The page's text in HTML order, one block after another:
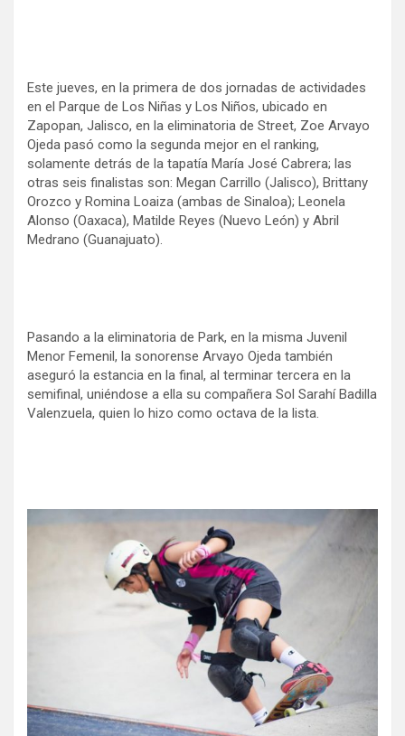
Este jueves, en la primera de dos jornadas de actividades
en el Parque de Los Niñas y Los Niños, ubicado en
Zapopan, Jalisco, en la eliminatoria de Street, Zoe Arvayo
Ojeda pasó como la segunda mejor en el ranking,
solamente detrás de la tapatía María José Cabrera; las
otras seis finalistas son: Megan Carrillo (Jalisco), Brittany
Orozco y Romina Loaiza (ambas de Sinaloa); Leonela
Alonso (Oaxaca), Matilde Reyes (Nuevo León) y Abril
Medrano (Guanajuato).
Pasando a la eliminatoria de Park, en la misma Juvenil
Menor Femenil, la sonorense Arvayo Ojeda también
aseguró la estancia en la final, al terminar tercera en la
semifinal, uniéndose a ella su compañera Sol Sarahí Badilla
Valenzuela, quien lo hizo como octava de la lista.